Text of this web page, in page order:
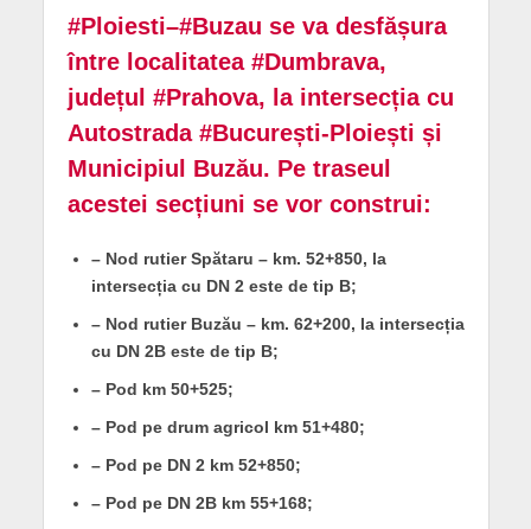
#Ploiesti–#Buzau se va desfășura
între localitatea #Dumbrava,
județul #Prahova, la intersecția cu
Autostrada #București-Ploiești și
Municipiul Buzău. Pe traseul
acestei secțiuni se vor construi:
– Nod rutier Spătaru – km. 52+850, la
intersecția cu DN 2 este de tip B;
– Nod rutier Buzău – km. 62+200, la intersecția
cu DN 2B este de tip B;
– Pod km 50+525;
– Pod pe drum agricol km 51+480;
– Pod pe DN 2 km 52+850;
– Pod pe DN 2B km 55+168;